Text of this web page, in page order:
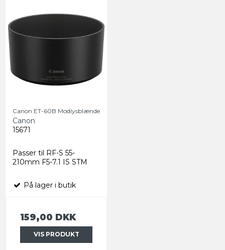
Canon ET-60B Modlysblænde
Canon
15671
Passer til RF-S 55-
210mm F5-7.1 IS STM
På lager i butik
159,00 DKK
VIS PRODUKT